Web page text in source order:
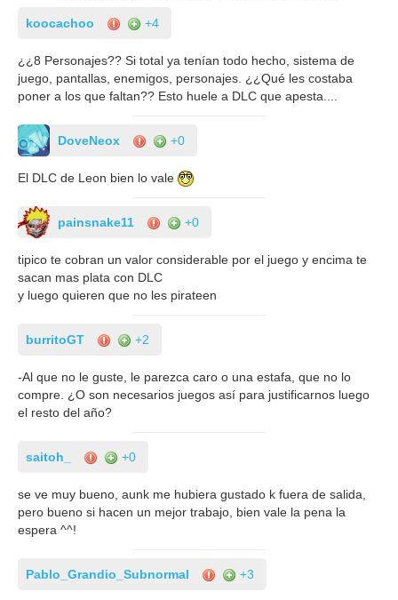
koocachoo +4
¿¿8 Personajes?? Si total ya tenían todo hecho, sistema de
juego, pantallas, enemigos, personajes. ¿¿Qué les costaba
poner a los que faltan?? Esto huele a DLC que apesta....
DoveNeox +0
El DLC de Leon bien lo vale
painsnake11 +0
tipico te cobran un valor considerable por el juego y encima te
sacan mas plata con DLC
y luego quieren que no les pirateen
burritoGT +2
-Al que no le guste, le parezca caro o una estafa, que no lo
compre. ¿O son necesarios juegos así para justificarnos luego
el resto del año?
saitoh_ +0
se ve muy bueno, aunk me hubiera gustado k fuera de salida,
pero bueno si hacen un mejor trabajo, bien vale la pena la
espera ^^!
Pablo_Grandio_Subnormal +3